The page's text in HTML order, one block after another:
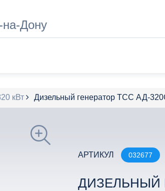
на-Дону
кВт Дизельный генератор ТСС АД-
АРТИКУЛ 032677
ДИЗЕЛЬНЫЙ